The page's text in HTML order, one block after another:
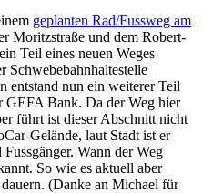
geplanten Rad/Fussweg am
Moritzstraße und dem Robert-
Teil eines neuen Weges
Schwebebahnhaltestelle
entstand nun ein weiterer Teil
GEFA Bank. Da der Weg hier
führt ist dieser Abschnitt nicht
Gelände, laut Stadt ist er
Wann der Weg
So wie es aktuell aber
(Danke an Michael für